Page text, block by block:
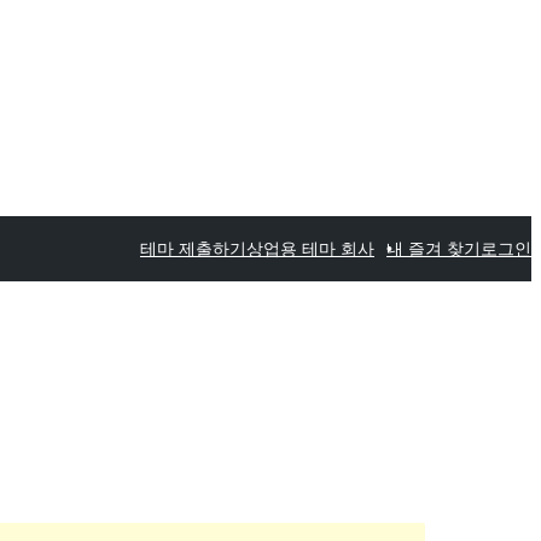
테마 제출하기상업용 테마 회사 내 즐겨 찾기 로그인